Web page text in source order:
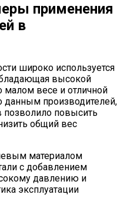
применения
в
широко используется
высокой
малом весе и отличной
данным производителей,
позволило повысить
общий вес
материалом
с добавлением
давлению и
эксплуатации